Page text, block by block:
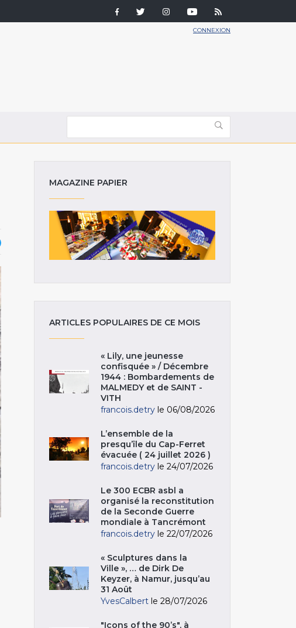
CONNEXION
MAGAZINE PAPIER
ARTICLES POPULAIRES DE CE MOIS
« Lily, une jeunesse
confisquée » / Décembre
1944 : Bombardements de
MALMEDY et de SAINT -
VITH
francois.detry le 06/08/2026
L’ensemble de la
presqu’île du Cap-Ferret
évacuée ( 24 juillet 2026 )
francois.detry le 24/07/2026
Le 300 ECBR asbl a
organisé la reconstitution
de la Seconde Guerre
mondiale à Tancrémont
francois.detry le 22/07/2026
« Sculptures dans la
Ville », … de Dirk De
Keyzer, à Namur, jusqu’au
31 Août
YvesCalbert le 28/07/2026
"Icons of the 90’s", à